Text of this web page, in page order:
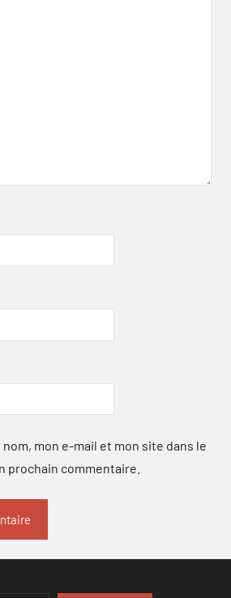
mon e-mail et mon site dans le
prochain commentaire.